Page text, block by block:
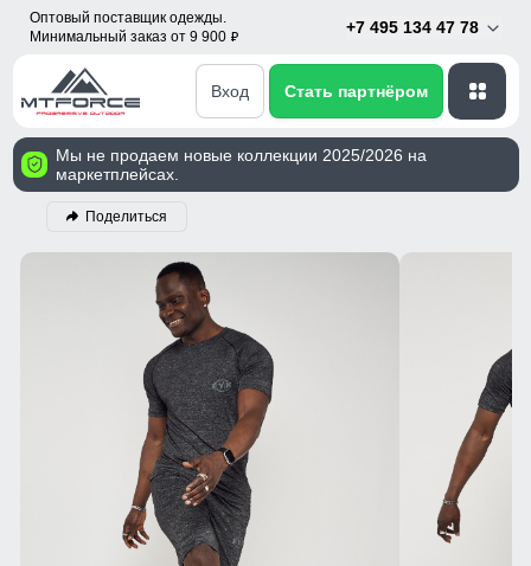
Оптовый поставщик одежды.
Минимальный заказ от 9 900 p
+7 495 134 47 78
Вход Стать партнёром
Мы не продаем новые коллекции 2025/2026 на
маркетплейсах.
Поделиться